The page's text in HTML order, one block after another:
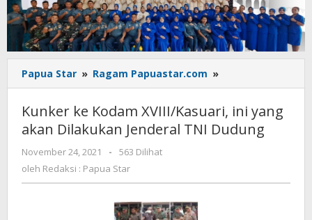
Papua Star » Ragam Papuastar.com »
ke
XVIII/Kasuari,
ini
Kunker ke Kodam XVIII/Kasuari, ini yang
akan Dilakukan Jenderal TNI Dudung
November 24, 2021
oleh
Redaksi
Star
-
563 Dilihat
oleh Redaksi : Papua Star